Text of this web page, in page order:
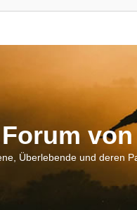
Überlebende und deren